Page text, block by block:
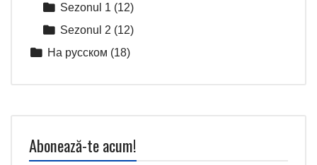
Sezonul 1 (12)
Sezonul 2 (12)
На русском (18)
Abonează-te acum!